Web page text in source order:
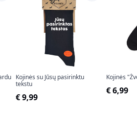
Kojinės su Jūsų pasirinktu
tekstu
€ 9,99
Kojinės
€ 6,99